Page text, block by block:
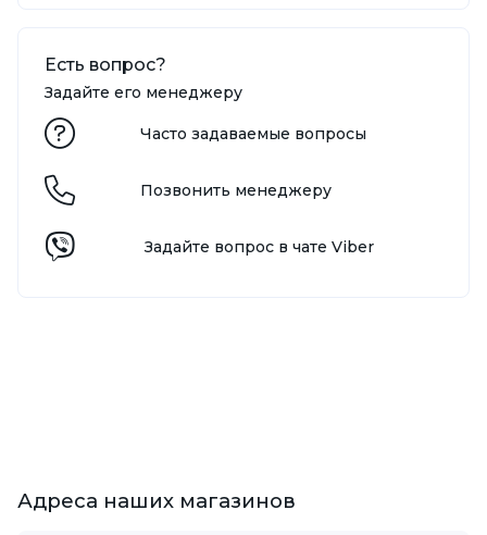
Есть вопрос?
Задайте его менеджеру
Часто задаваемые вопросы
Позвонить менеджеру
Задайте вопрос в чате Viber
Адреса наших магазинов